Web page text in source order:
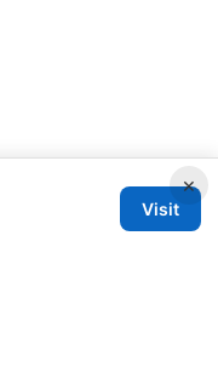
×
Visit